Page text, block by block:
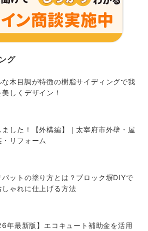
グ
な木目調が特徴の樹脂サイディングで我
しくデザイン！
ました！【外構編】｜太宰府市外壁・屋
リフォーム
パットの塗り方とは？ブロック塀DIYで
しゃれに仕上げる方法
年最新版】エコキュート補助金を活用